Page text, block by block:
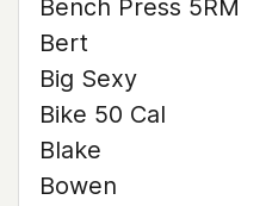
Bench Press 5RM
Bert
Big Sexy
Bike 50 Cal
Blake
Bowen